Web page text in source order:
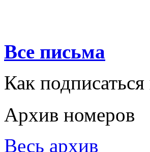
Все письма
Как подписаться
Архив номеров
Весь архив